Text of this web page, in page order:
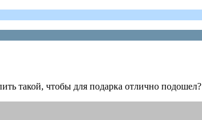
такой, чтобы для подарка отлично подошел?